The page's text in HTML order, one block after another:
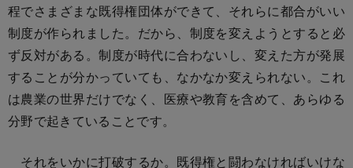
程でさまざまな既得権団体ができて、それらに都合がいい
制度が作られました。だから、制度を変えようとすると必
ず反対がある。制度が時代に合わないし、変えた方が発展
することが分かっていても、なかなか変えられない。これ
は農業の世界だけでなく、医療や教育を含めて、あらゆる
分野で起きていることです。
それをいかに打破するか。既得権と闘わなければいけな